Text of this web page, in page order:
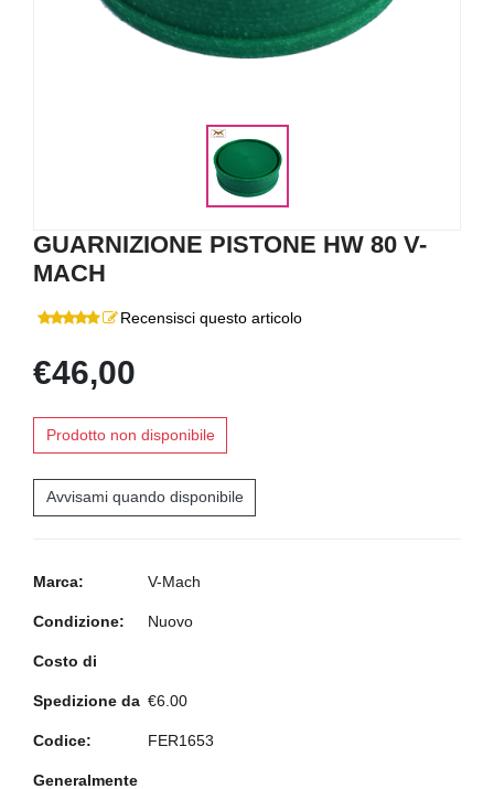
GUARNIZIONE PISTONE HW 80 V-
MACH
Recensisci questo articolo
€46,00
Prodotto non disponibile
Avvisami quando disponibile
Marca: V-Mach
Condizione: Nuovo
Costo di
Spedizione da €6.00
Codice: FER1653
Generalmente